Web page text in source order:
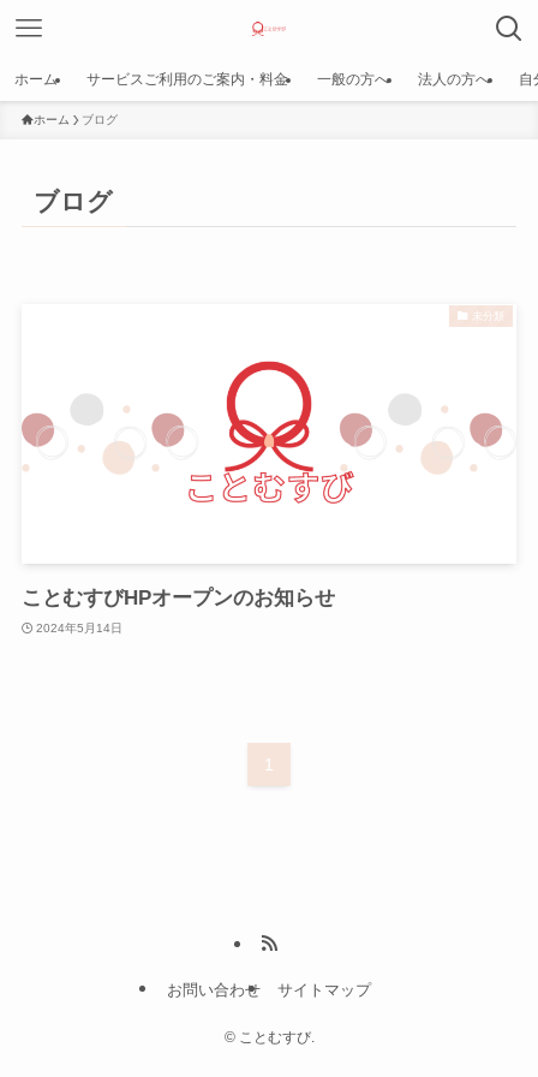
ホーム サービスご利用のご案内・料金 一般の方へ 法人の方へ 自
ホーム ブログ
ブログ
未分類
ことむすびHPオープンのお知らせ
2024年5月14日
1
お問い合わせ サイトマップ
©ことむすび.